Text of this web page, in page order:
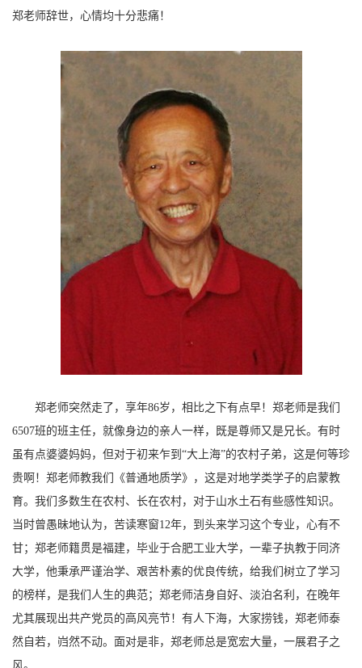
郑老师辞世，心情均十分悲痛！
郑老师突然走了，享年86岁，相比之下有点早！郑老师是我们
6507班的班主任，就像身边的亲人一样，既是尊师又是兄长。有时
虽有点婆婆妈妈，但对于初来乍到“大上海”的农村子弟，这是何等珍
贵啊！郑老师教我们《普通地质学》，这是对地学类学子的启蒙教
育。我们多数生在农村、长在农村，对于山水土石有些感性知识。
当时曾愚昧地认为，苦读寒窗12年，到头来学习这个专业，心有不
甘；郑老师籍贯是福建，毕业于合肥工业大学，一辈子执教于同济
大学，他秉承严谨治学、艰苦朴素的优良传统，给我们树立了学习
的榜样，是我们人生的典范；郑老师洁身自好、淡泊名利，在晚年
尤其展现出共产党员的高风亮节！有人下海，大家捞钱，郑老师泰
然自若，岿然不动。面对是非，郑老师总是宽宏大量，一展君子之
风。